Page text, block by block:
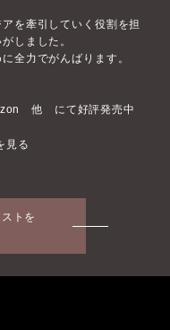
を牽引していく役割を担
しました。
全力でがんばります。
他 にて好評発売中
見る
トを